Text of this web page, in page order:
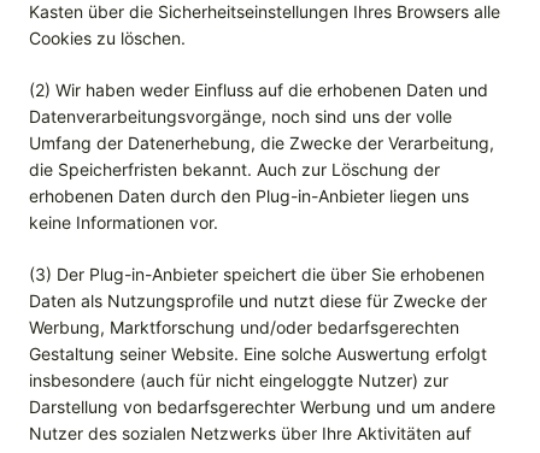
Kasten über die Sicherheitseinstellungen Ihres Browsers alle
Cookies zu löschen.
(2) Wir haben weder Einfluss auf die erhobenen Daten und
Datenverarbeitungsvorgänge, noch sind uns der volle
Umfang der Datenerhebung, die Zwecke der Verarbeitung,
die Speicherfristen bekannt. Auch zur Löschung der
erhobenen Daten durch den Plug-in-Anbieter liegen uns
keine Informationen vor.
(3) Der Plug-in-Anbieter speichert die über Sie erhobenen
Daten als Nutzungsprofile und nutzt diese für Zwecke der
Werbung, Marktforschung und/oder bedarfsgerechten
Gestaltung seiner Website. Eine solche Auswertung erfolgt
insbesondere (auch für nicht eingeloggte Nutzer) zur
Darstellung von bedarfsgerechter Werbung und um andere
Nutzer des sozialen Netzwerks über Ihre Aktivitäten auf